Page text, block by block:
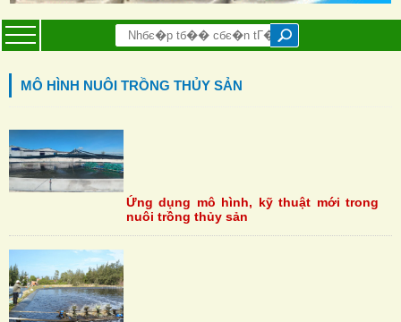
MÔ HÌNH NUÔI TRỒNG THỦY SẢN
Ứng dụng mô hình, kỹ thuật mới trong
nuôi trồng thủy sản